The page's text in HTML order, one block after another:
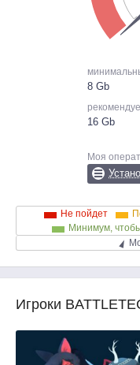
8 Gb
16 Gb
Моя
Не пойдет
Минимум,
Игроки